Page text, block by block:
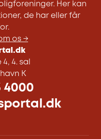
Her kan
de har eller får
os →
4. sal
K
4000